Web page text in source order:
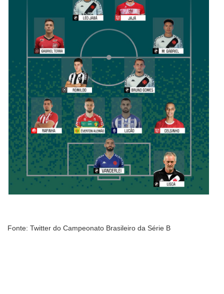
Fonte: Twitter do Campeonato Brasileiro da Série B